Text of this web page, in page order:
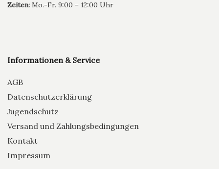
Zeiten: Mo.-Fr. 9:00 – 12:00 Uhr
Informationen & Service
AGB
Datenschutzerklärung
Jugendschutz
Versand und Zahlungsbedingungen
Kontakt
Impressum